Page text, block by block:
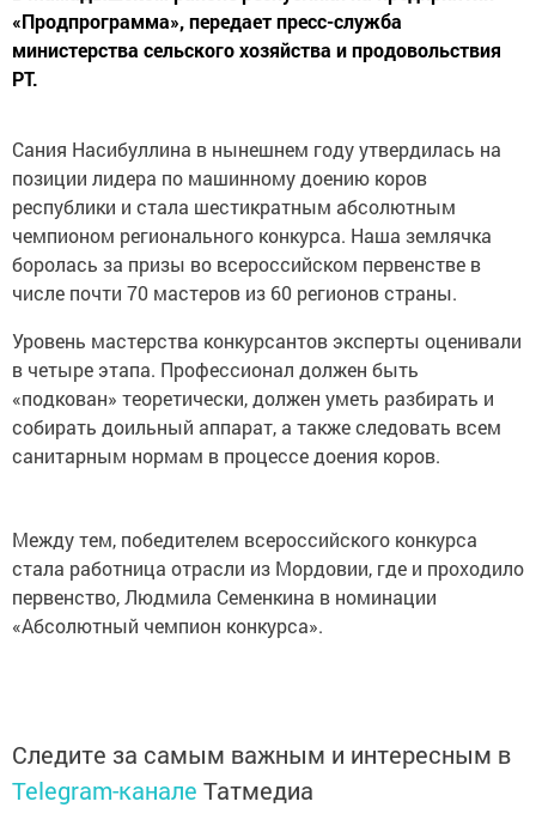
«Продпрограмма», передает пресс-служба
министерства сельского хозяйства и продовольствия
РТ.
Сания Насибуллина в нынешнем году утвердилась на
позиции лидера по машинному доению коров
республики и стала шестикратным абсолютным
чемпионом регионального конкурса. Наша землячка
боролась за призы во всероссийском первенстве в
числе почти 70 мастеров из 60 регионов страны.
Уровень мастерства конкурсантов эксперты оценивали
в четыре этапа. Профессионал должен быть
«подкован» теоретически, должен уметь разбирать и
собирать доильный аппарат, а также следовать всем
санитарным нормам в процессе доения коров.
Между тем, победителем всероссийского конкурса
стала работница отрасли из Мордовии, где и проходило
первенство, Людмила Семенкина в номинации
«Абсолютный чемпион конкурса».
Следите за самым важным и интересным в
Telegram-канале Татмедиа